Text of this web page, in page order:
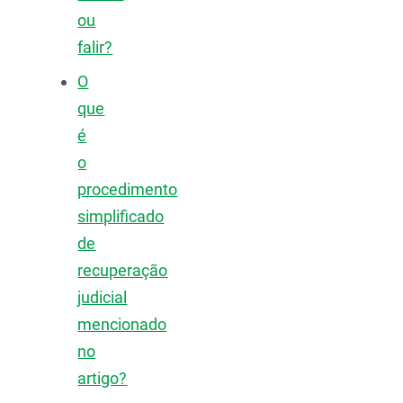
ou
falir?
O
que
é
o
procedimento
simplificado
de
recuperação
judicial
mencionado
no
artigo?